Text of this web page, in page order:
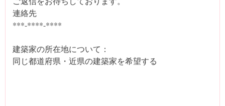
連絡先
***-****-****
建築家の所在地について：
同じ都道府県・近県の建築家を希望する